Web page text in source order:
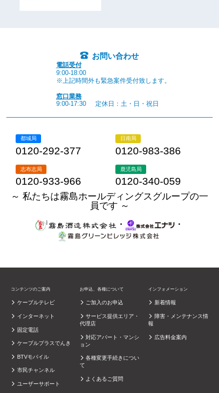
お問い合わせ
電話受付
9:00-18:00
※上記時間外も緊急案件受付致します。
窓口業務
9:00-17:30
定休日：土・日・祝日
都城局
0120-292-377
日南局
0120-983-386
志布志局
0120-933-966
鹿児島局
0120-340-059
～ 私たちは霧島ホールディングスグループの一
員です ～
・
・
コンテンツのご案内
ケーブルテレビ
インターネット
固定電話
ケーブルプラスでんき
BTVモバイル
市民チャンネル
ユーザーサポート
お申込、各種について
ご加入のお申込
サービス提供エリア・
代理店
対応アパート・マンシ
ョン
各種変更手続きについ
て
よくあるご質問
インフォメーション
新着情報
障害・メンテナンス情
報
広告料金案内